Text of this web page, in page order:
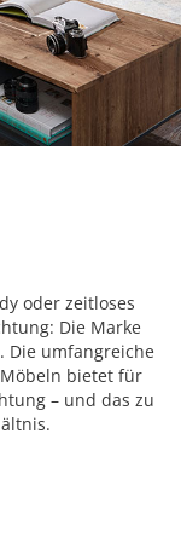
oder zeitloses
Die Marke
Die umfangreiche
bietet für
– und das zu